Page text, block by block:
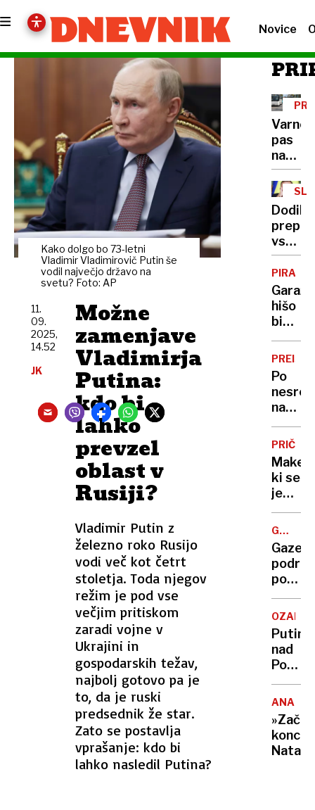
Novice
Kako dolgo bo 73-letni
Vladimir Vladimirovič Putin še
vodil največjo državo na
svetu? Foto: AP
Možne
zamenjave
Vladimirja
Putina:
kdo bi
lahko
prevzel
oblast v
Rusiji?
Vladimir Putin z
železno roko Rusijo
vodi več kot četrt
stoletja. Toda njegov
režim je pod vse
večjim pritiskom
zaradi vojne v
Ukrajini in
gospodarskih težav,
najbolj gotovo pa je
to, da je ruski
predsednik že star.
Zato se postavlja
vprašanje: kdo bi
lahko nasledil Putina?
11.
09.
2025,
14.52
JK
pas
na
nadzor
pa
slab
-
BIH
Dodiku
vstop
v
Arčon:
je
PIRAN
hišo
bi
gradili
na
Valeti
Po
na
dirki
na
Tudi
krovna
zveza
ni
ki se
je
boril
v
Videl
sem,
kaj
so
počeli
moji
kolegi
GAZELA
2025
Gazela
regije
je
ROSI
Teh!
OZADJE
Putin
nad
Poljsko
poslal
poceni
drone
iz
in
konca
Nata«